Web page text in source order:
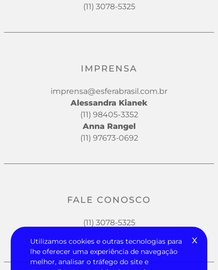
x
Utilizamos cookies e outras tecnologias para
lhe oferecer uma experiência de navegação
melhor, analisar o tráfego do site e
(11) 3078-5325
IMPRENSA
imprensa@esferabrasil.com.br
Alessandra Kianek
(11) 98405-3352
Anna Rangel
(11) 97673-0692
FALE CONOSCO
(11) 3078-5325